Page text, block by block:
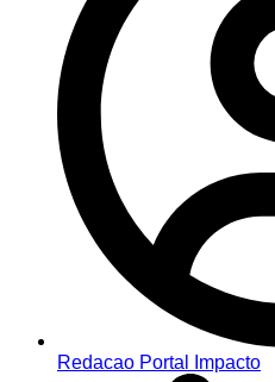
Redacao Portal Impacto